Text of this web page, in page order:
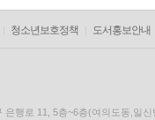
청소년보호정책 도서홍보안내
은행로 11, 5층~6층(여의도동,일신